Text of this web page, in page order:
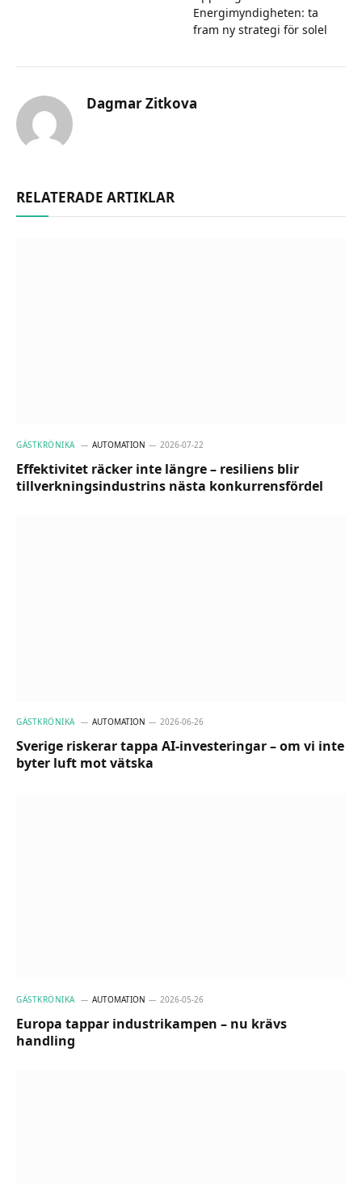
Energimyndigheten: ta
fram ny strategi för solel
Dagmar Zitkova
RELATERADE ARTIKLAR
GÄSTKRÖNIKA AUTOMATION 2026-07-22
Effektivitet räcker inte längre – resiliens blir
tillverkningsindustrins nästa konkurrensfördel
GÄSTKRÖNIKA AUTOMATION 2026-06-26
Sverige riskerar tappa AI-investeringar – om vi inte
byter luft mot vätska
GÄSTKRÖNIKA AUTOMATION 2026-05-26
Europa tappar industrikampen – nu krävs
handling